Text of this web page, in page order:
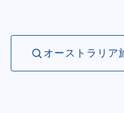
オーストラリア